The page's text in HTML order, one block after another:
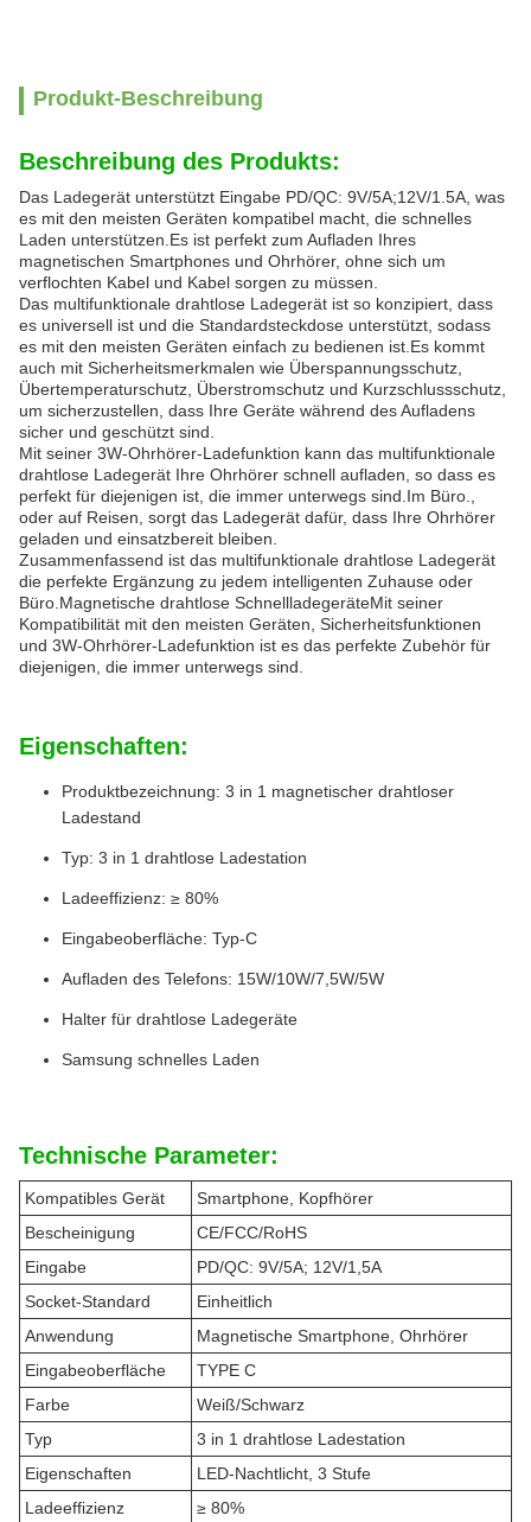
Produkt-Beschreibung
Beschreibung des Produkts:
Das Ladegerät unterstützt Eingabe PD/QC: 9V/5A;12V/1.5A, was
es mit den meisten Geräten kompatibel macht, die schnelles
Laden unterstützen.Es ist perfekt zum Aufladen Ihres
magnetischen Smartphones und Ohrhörer, ohne sich um
verflochten Kabel und Kabel sorgen zu müssen.
Das multifunktionale drahtlose Ladegerät ist so konzipiert, dass
es universell ist und die Standardsteckdose unterstützt, sodass
es mit den meisten Geräten einfach zu bedienen ist.Es kommt
auch mit Sicherheitsmerkmalen wie Überspannungsschutz,
Übertemperaturschutz, Überstromschutz und Kurzschlussschutz,
um sicherzustellen, dass Ihre Geräte während des Aufladens
sicher und geschützt sind.
Mit seiner 3W-Ohrhörer-Ladefunktion kann das multifunktionale
drahtlose Ladegerät Ihre Ohrhörer schnell aufladen, so dass es
perfekt für diejenigen ist, die immer unterwegs sind.Im Büro.,
oder auf Reisen, sorgt das Ladegerät dafür, dass Ihre Ohrhörer
geladen und einsatzbereit bleiben.
Zusammenfassend ist das multifunktionale drahtlose Ladegerät
die perfekte Ergänzung zu jedem intelligenten Zuhause oder
Büro.Magnetische drahtlose SchnellladegeräteMit seiner
Kompatibilität mit den meisten Geräten, Sicherheitsfunktionen
und 3W-Ohrhörer-Ladefunktion ist es das perfekte Zubehör für
diejenigen, die immer unterwegs sind.
Eigenschaften:
Produktbezeichnung: 3 in 1 magnetischer drahtloser
Ladestand
Typ: 3 in 1 drahtlose Ladestation
Ladeeffizienz: ≥ 80%
Eingabeoberfläche: Typ-C
Aufladen des Telefons: 15W/10W/7,5W/5W
Halter für drahtlose Ladegeräte
Samsung schnelles Laden
Technische Parameter:
Kompatibles Gerät
Smartphone, Kopfhörer
Bescheinigung
CE/FCC/RoHS
Eingabe
PD/QC: 9V/5A; 12V/1,5A
Socket-Standard
Einheitlich
Anwendung
Magnetische Smartphone, Ohrhörer
Eingabeoberfläche
TYPE C
Farbe
Weiß/Schwarz
Typ
3 in 1 drahtlose Ladestation
Eigenschaften
LED-Nachtlicht, 3 Stufe
Ladeeffizienz
≥ 80%